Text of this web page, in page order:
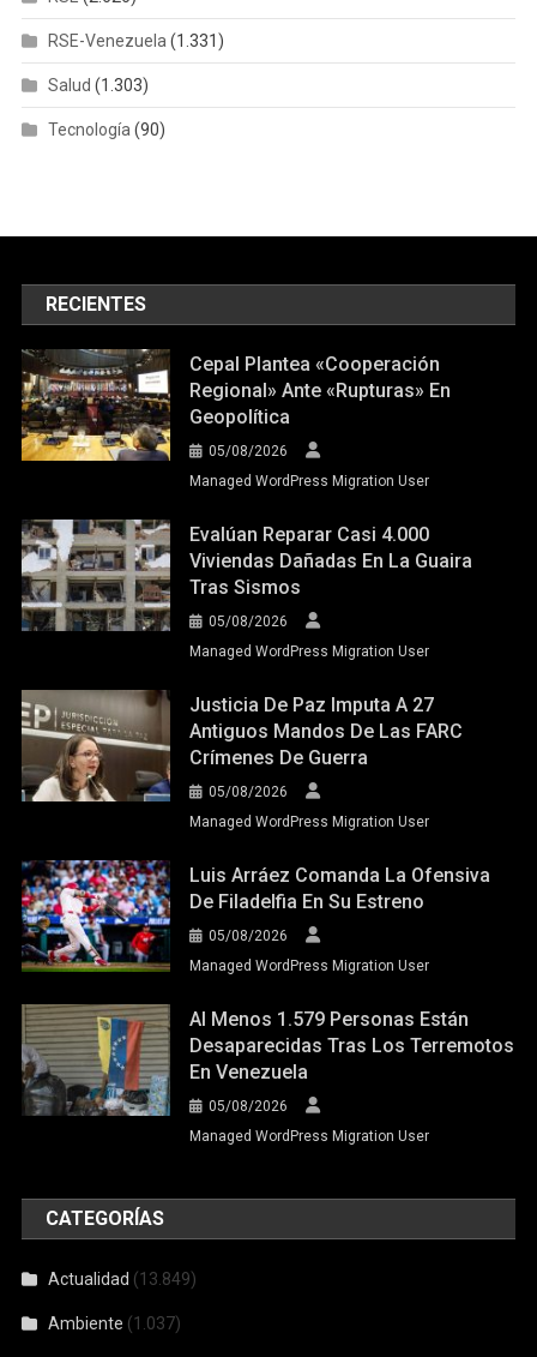
RSE-Venezuela(1.331)
Salud (1.303)
Tecnología(90)
RECIENTES
Cepal Plantea «cooperación
Regional» Ante «rupturas» En
Geopolítica
05/08/2026
Managed WordPress Migration User
Evalúan Reparar Casi 4.000
Viviendas Dañadas En La Guaira
Tras Sismos
05/08/2026
Managed WordPress Migration User
Justicia De Paz Imputa A 27
Antiguos Mandos De Las FARC
Crímenes De Guerra
05/08/2026
Managed WordPress Migration User
Luis Arráez Comanda La Ofensiva
De Filadelfia En Su Estreno
05/08/2026
Managed WordPress Migration User
Al Menos 1.579 Personas Están
Desaparecidas Tras Los Terremotos
En Venezuela
05/08/2026
Managed WordPress Migration User
CATEGORÍAS
Actualidad (13.849)
Ambiente (1.037)